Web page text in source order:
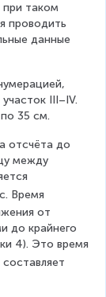
при таком
проводить
данные
III–IV.
35 см.
отсчёта до
между
Время
от
до крайнего
4). Это время